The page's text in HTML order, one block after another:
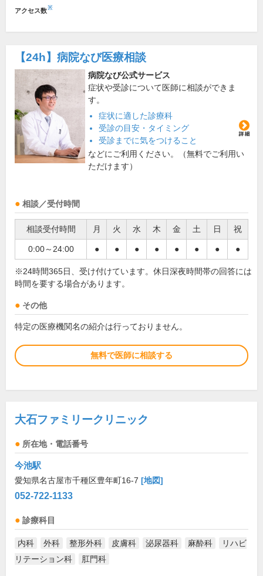
アクセス数※
【24h】 病院なび医療相談
病院なび公式サービス
症状や受診について医師に相談ができま
す。
症状に適した診療科
受診の目安・タイミング
受診までに気をつけること
などにご利用ください。（無料でご利用い
ただけます）
相談／受付時間
相談受付時間 月 火 水 木 金 土 日 祝
0:00～24:00 ● ● ● ● ● ● ● ●
※24時間365日、受け付けています。休日深夜時間帯の回答には
時間を要する場合があります。
その他
特定の医療機関名の紹介は行っておりません。
無料で医師に相談する
大石ファミリークリニック
所在地・電話番号
今池駅
愛知県名古屋市千種区豊年町16-7 [地図]
052-722-1133
診療科目
内科 外科 整形外科 皮膚科 泌尿器科 麻酔科
リハビ
リテーション科
肛門科